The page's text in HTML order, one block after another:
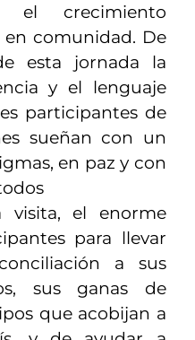
el crecimiento
en comunidad. De
esta jornada la
y el lenguaje
participantes de
sueñan con un
en paz y con
visita, el enorme
para llevar
a sus
sus ganas de
que acobijan a